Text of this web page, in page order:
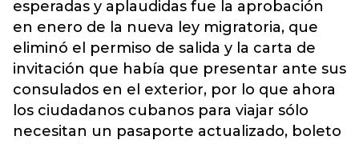
esperadas y aplaudidas fue la aprobación
en enero de la nueva ley migratoria, que
eliminó el permiso de salida y la carta de
invitación que había que presentar ante sus
consulados en el exterior, por lo que ahora
los ciudadanos cubanos para viajar sólo
necesitan un pasaporte actualizado, boleto